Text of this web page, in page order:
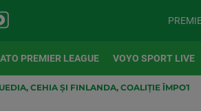
PREMIER LEAGUE VOYO SPORT LIVE
CEHIA ȘI FINLANDA, COALIȚIE